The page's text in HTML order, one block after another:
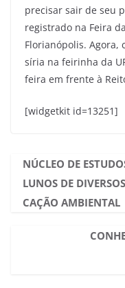
precisar sair de seu
registrado na Feira
Florianópolis. Agora,
síria na feirinha da
feira em frente à
[widgetkit id=13251]
NÚCLEO DE
LUNOS DE
CAÇÃO AMBIENTAL